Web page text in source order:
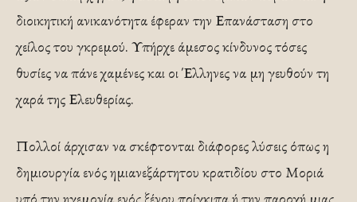
διοικητική ανικανότητα έφεραν την Επανάσταση στο
χείλος του γκρεμού. Υπήρχε άμεσος κίνδυνος τόσες
θυσίες να πάνε χαμένες και οι Έλληνες να μη γευθούν τη
χαρά της Ελευθερίας.
Πολλοί άρχισαν να σκέφτονται διάφορες λύσεις όπως η
δημιουργία ενός ημιανεξάρτητου κρατιδίου στο Μοριά